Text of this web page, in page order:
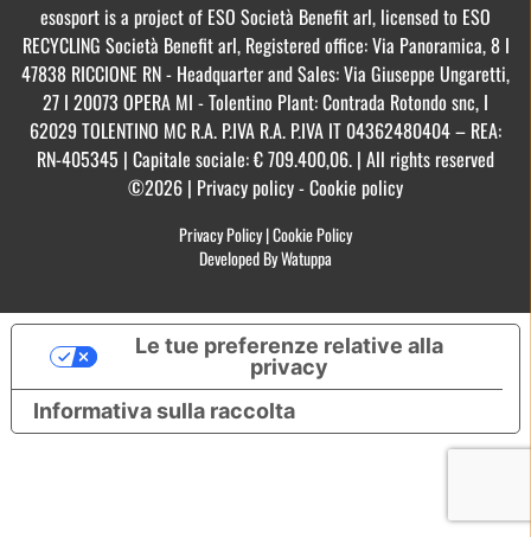
esosport is a project of ESO Società Benefit arl, licensed to ESO
RECYCLING Società Benefit arl, Registered office: Via Panoramica, 8 I
47838 RICCIONE RN - Headquarter and Sales: Via Giuseppe Ungaretti,
27 I 20073 OPERA MI - Tolentino Plant: Contrada Rotondo snc, I
62029 TOLENTINO MC R.A. P.IVA R.A. P.IVA IT 04362480404 – REA:
RN-405345 | Capitale sociale: € 709.400,06. | All rights reserved
©2026 | Privacy policy - Cookie policy
Privacy Policy|Cookie Policy
Developed By Watuppa
Informativa sulla raccolta
Le tue preferenze relative alla
privacy